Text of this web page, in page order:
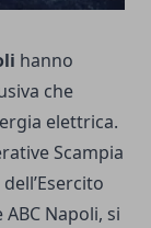
hanno
che
elettrica.
Scampia
Napoli, si